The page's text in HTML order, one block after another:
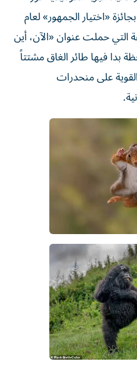
«اختيار الجمهور» لعام
التي حملت عنوان «الآن، أين
بدا فيها طائر الغاق مشتتاً
على منحدرات